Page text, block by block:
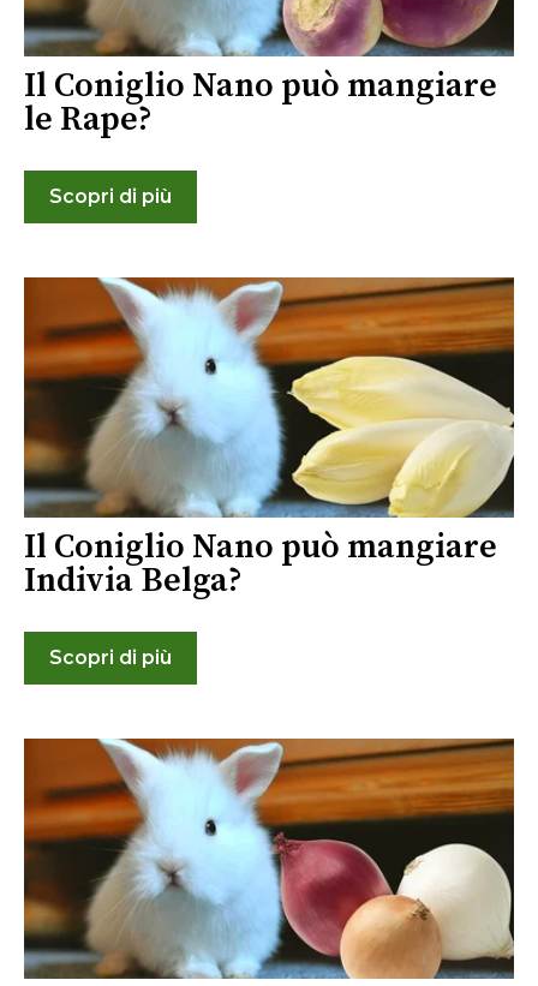
Il Coniglio Nano può mangiare
le Rape?
Scopri di più
Il Coniglio Nano può mangiare
Indivia Belga?
Scopri di più